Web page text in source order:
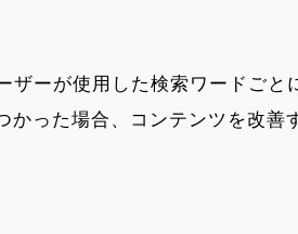
ザーが使用した検索ワードごと
かった場合、コンテンツを改善